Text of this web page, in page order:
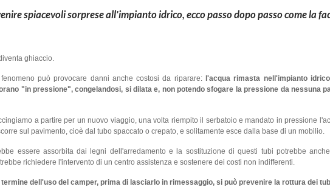
spiacevoli sorprese all'impianto idrico, ecco passo dopo passo come la
ghiaccio.
può provocare danni anche costosi da riparare: l'acqua rimasta nell'impianto
"in pressione", congelandosi, si dilata e, non potendo sfogare la pressione da nessuna
a partire per un nuovo viaggio, una volta riempito il serbatoio e mandato in pressione
sul pavimento, cioè dal tubo spaccato o crepato, e solitamente esce dalla base di un mobilio.
essere assorbita dai legni dell'arredamento e la sostituzione di questi tubi potrebbe
richiedere l'intervento di un centro assistenza e sostenere dei costi non indifferenti.
dell'uso del camper, prima di lasciarlo in rimessaggio, si può prevenire la rottura dei